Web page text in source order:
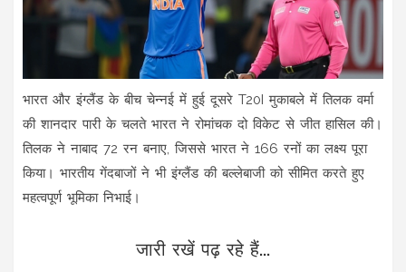
भारत और इंग्लैंड के बीच चेन्नई में हुई दूसरे T20I मुकाबले में तिलक वर्मा
की शानदार पारी के चलते भारत ने रोमांचक दो विकेट से जीत हासिल की।
तिलक ने नाबाद 72 रन बनाए, जिससे भारत ने 166 रनों का लक्ष्य पूरा
किया। भारतीय गेंदबाजों ने भी इंग्लैंड की बल्लेबाजी को सीमित करते हुए
महत्वपूर्ण भूमिका निभाई।
जारी रखें पढ़ रहे हैं...